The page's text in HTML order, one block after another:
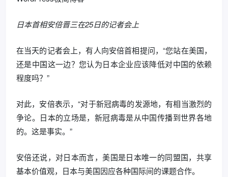
日本首相安倍晋三在25日的记者会上
在当天的记者会上，有人向安倍首相提问，“您站在美国，
还是中国这一边？您认为日本企业应该降低对中国的依赖
程度吗？”
对此，安倍表示，“对于新冠病毒的发源地，有相当激烈的
争论。日本的立场是，新冠病毒是从中国传播到世界各地
的。这是事实。”
安倍还说，对日本而言，美国是日本唯一的同盟国，共享
基本价值观，日本与美国因应各种国际间的课题合作。